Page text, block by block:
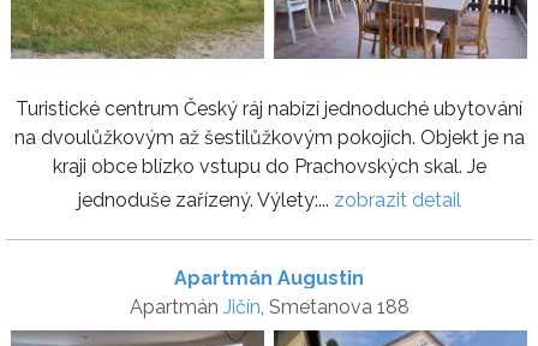
Turistické centrum Český ráj nabízí jednoduché ubytování
na dvoulůžkovým až šestilůžkovým pokojích. Objekt je na
kraji obce blízko vstupu do Prachovských skal. Je
jednoduše zařízený. Výlety:... zobrazit detail
Apartmán Augustin
Apartmán Jičín, Smetanova 188